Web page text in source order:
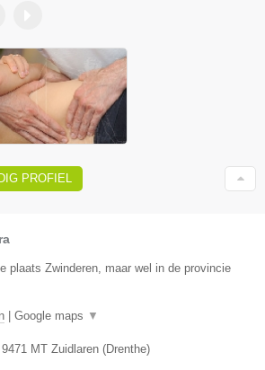
PROFIEL
plaats Zwinderen, maar wel in de provincie
Google maps ▼
9471 MT Zuidlaren (Drenthe)